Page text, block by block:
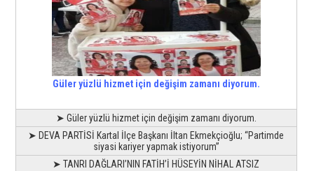
Güler yüzlü hizmet için değişim zamanı diyorum.
➤ Güler yüzlü hizmet için değişim zamanı diyorum.
➤ DEVA PARTİSİ Kartal İlçe Başkanı İltan Ekmekçioğlu; “Partimde
siyasi kariyer yapmak istiyorum”
➤ TANRI DAĞLARI’NIN FATİH’İ HÜSEYİN NİHAL ATSIZ